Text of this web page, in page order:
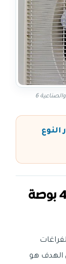
6
أين تُستخدم مروحة شفط 4 بوصة
الهدف هو